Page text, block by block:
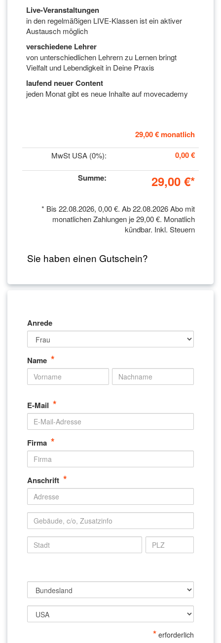
Live-Veranstaltungen
in den regelmäßigen LIVE-Klassen ist ein aktiver
Austausch möglich
verschiedene Lehrer
von unterschiedlichen Lehrern zu Lernen bringt
Vielfalt und Lebendigkeit in Deine Praxis
laufend neuer Content
jeden Monat gibt es neue Inhalte auf movecademy
29,00 €monatlich
MwSt USA (0%): 0,00 €
Summe: 29,00 €*
* Bis 22.08.2026, 0,00 €. Ab 22.08.2026 Abo mit
monatlichen Zahlungen je29,00 €. Monatlich
kündbar. Inkl. Steuern
Sie haben einen Gutschein?
Anrede
Name *
E-Mail *
Firma *
Anschrift *
* erforderlich